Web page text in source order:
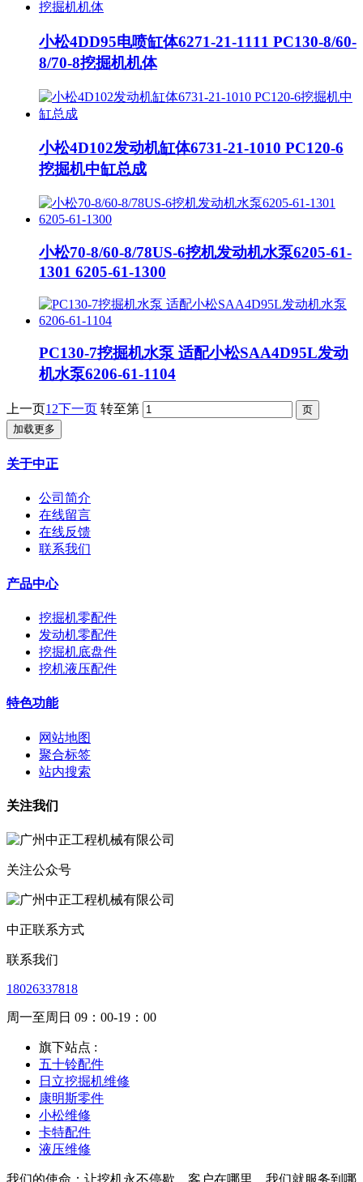
小松4DD95电喷缸体6271-21-1111 PC130-8/60-
8/70-8挖掘机机体
小松4D102发动机缸体6731-21-1010 PC120-6
挖掘机中缸总成
小松70-8/60-8/78US-6挖机发动机水泵6205-61-
1301 6205-61-1300
PC130-7挖掘机水泵 适配小松SAA4D95L发动
机水泵6206-61-1104
上一页1 2下一页 转至第
加载更多
关于中正
公司简介
在线留言
在线反馈
联系我们
产品中心
挖掘机零配件
发动机零配件
挖掘机底盘件
挖机液压配件
特色功能
网站地图
聚合标签
站内搜索
关注我们
关注公众号
中正联系方式
联系我们
18026337818
周一至周日 09：00-19：00
旗下站点 :
五十铃配件
日立挖掘机维修
康明斯零件
小松维修
卡特配件
液压维修
我们的使命：让挖机永不停歇。客户在哪里，我们就服务到哪